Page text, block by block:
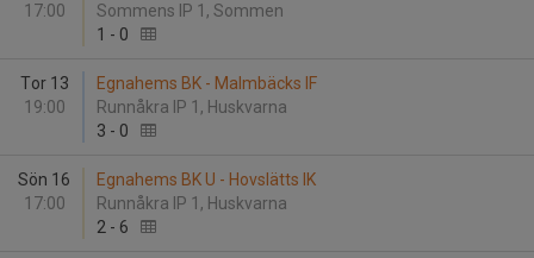
17:00
Sommens IP 1, Sommen
1 - 0
Tor 13
19:00
Egnahems BK - Malmbäcks IF
Runnåkra IP 1, Huskvarna
3 - 0
Sön 16
17:00
Egnahems BK U - Hovslätts IK
Runnåkra IP 1, Huskvarna
2 - 6